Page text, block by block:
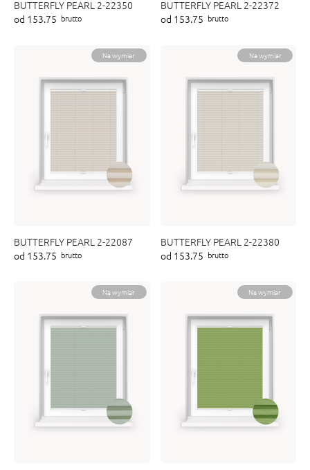
BUTTERFLY PEARL 2-22350
od 153.75 brutto
BUTTERFLY PEARL 2-22372
od 153.75 brutto
Na wymiar
BUTTERFLY PEARL 2-22087
od 153.75 brutto
Na wymiar
BUTTERFLY PEARL 2-22380
od 153.75 brutto
Na wymiar Na wymiar